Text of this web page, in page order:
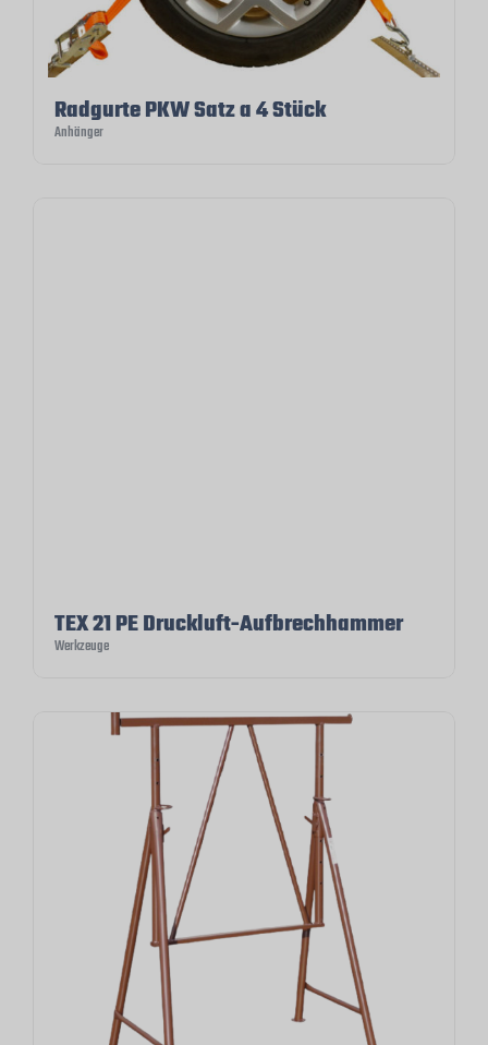
Radgurte PKW Satz a 4 Stück
Anhänger
TEX 21 PE Druckluft-Aufbrechhammer
Werkzeuge